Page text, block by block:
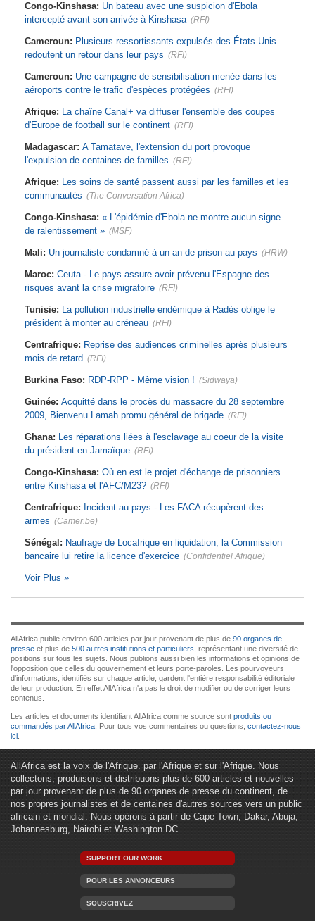
Congo-Kinshasa: Un bateau avec une suspicion d'Ebola
intercepté avant son arrivée à Kinshasa (RFI)
Cameroun: Plusieurs ressortissants expulsés des États-Unis
redoutent un retour dans leur pays (RFI)
Cameroun: Une campagne de sensibilisation menée dans les
aéroports contre le trafic d'espèces protégées (RFI)
Afrique: La chaîne Canal+ va diffuser l'ensemble des coupes
d'Europe de football sur le continent (RFI)
Madagascar: A Tamatave, l'extension du port provoque
l'expulsion de centaines de familles (RFI)
Afrique: Les soins de santé passent aussi par les familles et les
communautés (The Conversation Africa)
Congo-Kinshasa: « L'épidémie d'Ebola ne montre aucun signe
de ralentissement » (MSF)
Mali: Un journaliste condamné à un an de prison au pays (HRW)
Maroc: Ceuta - Le pays assure avoir prévenu l'Espagne des
risques avant la crise migratoire (RFI)
Tunisie: La pollution industrielle endémique à Radès oblige le
président à monter au créneau (RFI)
Centrafrique: Reprise des audiences criminelles après plusieurs
mois de retard (RFI)
Burkina Faso: RDP-RPP - Même vision ! (Sidwaya)
Guinée: Acquitté dans le procès du massacre du 28 septembre
2009, Bienvenu Lamah promu général de brigade (RFI)
Ghana: Les réparations liées à l'esclavage au coeur de la visite
du président en Jamaïque (RFI)
Congo-Kinshasa: Où en est le projet d'échange de prisonniers
entre Kinshasa et l'AFC/M23? (RFI)
Centrafrique: Incident au pays - Les FACA récupèrent des
armes (Camer.be)
Sénégal: Naufrage de Locafrique en liquidation, la Commission
bancaire lui retire la licence d'exercice (Confidentiel Afrique)
Voir Plus »
AllAfrica publie environ 600 articles par jour provenant de plus de 90 organes de
presse et plus de 500 autres institutions et particuliers , représentant une diversité de
positions sur tous les sujets. Nous publions aussi bien les informations et opinions de
l'opposition que celles du gouvernement et leurs porte-paroles. Les pourvoyeurs
d'informations, identifiés sur chaque article, gardent l'entière responsabilité éditoriale
de leur production. En effet AllAfrica n'a pas le droit de modifier ou de corriger leurs
contenus.
Les articles et documents identifiant AllAfrica comme source sont produits ou
commandés par AllAfrica . Pour tous vos commentaires ou questions, contactez-nous
ici
AllAfrica est la voix de l'Afrique. par l'Afrique et sur l'Afrique. Nous
collectons, produisons et distribuons plus de 600 articles et nouvelles
par jour provenant de plus de 90 organes de presse du continent, de
nos propres journalistes et de centaines d'autres sources vers un public
africain et mondial. Nous opérons à partir de Cape Town, Dakar, Abuja,
Johannesburg, Nairobi et Washington DC.
SUPPORT OUR WORK
POUR LES ANNONCEURS
SOUSCRIVEZ